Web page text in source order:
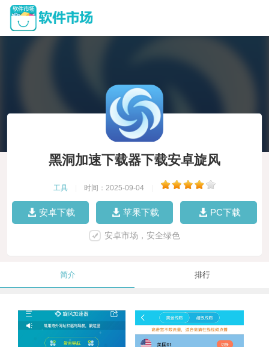
黑洞加速下载器下载安卓旋风
工具 时间：2025-09-04
安卓下载 苹果下载 PC下载
安卓市场，安全绿色
简介 排行